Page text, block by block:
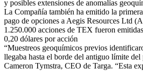
y posibles extensiones de anomalías
La Compañía también ha emitido la
pago de opciones a Aegis Resources Ltd
1.250.000 acciones de TEX fueron
0,20 dólares por acción
“Muestreos geoquímicos previos
llegaba hasta el borde del antiguo límite
Cameron Tymstra, CEO de Targa. “Esta